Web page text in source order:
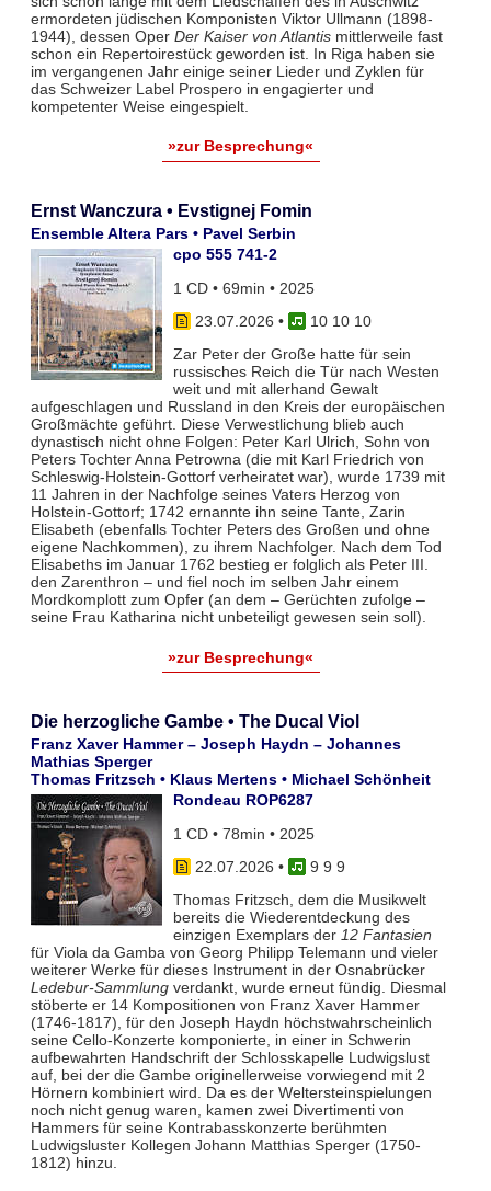
ermordeten jüdischen Komponisten Viktor Ullmann (1898-
1944), dessen Oper Der Kaiser von Atlantismittlerweile fast
schon ein Repertoirestück geworden ist. In Riga haben sie
im vergangenen Jahr einige seiner Lieder und Zyklen für
das Schweizer Label Prospero in engagierter und
kompetenter Weise eingespielt.
»zur Besprechung«
Ernst Wanczura • Evstignej Fomin
Ensemble Altera Pars • Pavel Serbin
cpo 555 741-2
1 CD • 69min • 2025
23.07.2026 •
10 10 10
Zar Peter der Große hatte für sein
russisches Reich die Tür nach Westen
weit und mit allerhand Gewalt
aufgeschlagen und Russland in den Kreis der europäischen
Großmächte geführt. Diese Verwestlichung blieb auch
dynastisch nicht ohne Folgen: Peter Karl Ulrich, Sohn von
Peters Tochter Anna Petrowna (die mit Karl Friedrich von
Schleswig-Holstein-Gottorf verheiratet war), wurde 1739 mit
11 Jahren in der Nachfolge seines Vaters Herzog von
Holstein-Gottorf; 1742 ernannte ihn seine Tante, Zarin
Elisabeth (ebenfalls Tochter Peters des Großen und ohne
eigene Nachkommen), zu ihrem Nachfolger. Nach dem Tod
Elisabeths im Januar 1762 bestieg er folglich als Peter III.
den Zarenthron – und fiel noch im selben Jahr einem
Mordkomplott zum Opfer (an dem – Gerüchten zufolge –
seine Frau Katharina nicht unbeteiligt gewesen sein soll).
»zur Besprechung«
Die herzogliche Gambe • The Ducal Viol
Franz Xaver Hammer – Joseph Haydn – Johannes
Mathias Sperger
Thomas Fritzsch • Klaus Mertens • Michael Schönheit
Rondeau ROP6287
1 CD • 78min • 2025
22.07.2026 •
9 9 9
Thomas Fritzsch, dem die Musikwelt
bereits die Wiederentdeckung des
einzigen Exemplars der 12 Fantasien
für Viola da Gamba von Georg Philipp Telemann und vieler
weiterer Werke für dieses Instrument in der Osnabrücker
Ledebur-Sammlungverdankt, wurde erneut fündig. Diesmal
stöberte er 14 Kompositionen von Franz Xaver Hammer
(1746-1817), für den Joseph Haydn höchstwahrscheinlich
seine Cello-Konzerte komponierte, in einer in Schwerin
aufbewahrten Handschrift der Schlosskapelle Ludwigslust
auf, bei der die Gambe originellerweise vorwiegend mit 2
Hörnern kombiniert wird. Da es der Weltersteinspielungen
noch nicht genug waren, kamen zwei Divertimenti von
Hammers für seine Kontrabasskonzerte berühmten
Ludwigsluster Kollegen Johann Matthias Sperger (1750-
1812) hinzu.